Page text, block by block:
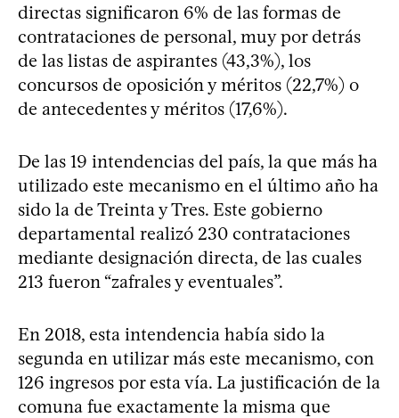
directas significaron 6% de las formas de
contrataciones de personal, muy por detrás
de las listas de aspirantes (43,3%), los
concursos de oposición y méritos (22,7%) o
de antecedentes y méritos (17,6%).
De las 19 intendencias del país, la que más ha
utilizado este mecanismo en el último año ha
sido la de Treinta y Tres. Este gobierno
departamental realizó 230 contrataciones
mediante designación directa, de las cuales
213 fueron “zafrales y eventuales”.
En 2018, esta intendencia había sido la
segunda en utilizar más este mecanismo, con
126 ingresos por esta vía. La justificación de la
comuna fue exactamente la misma que